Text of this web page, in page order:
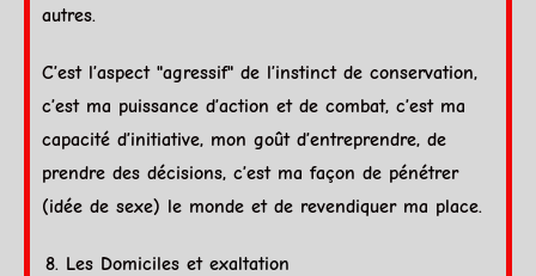
autres.
C’est l’aspect "agressif" de l’instinct de conservation,
c’est ma puissance d’action et de combat, c’est ma
capacité d’initiative, mon goût d’entreprendre, de
prendre des décisions, c’est ma façon de pénétrer
(idée de sexe) le monde et de revendiquer ma place.
Les Domiciles et exaltation